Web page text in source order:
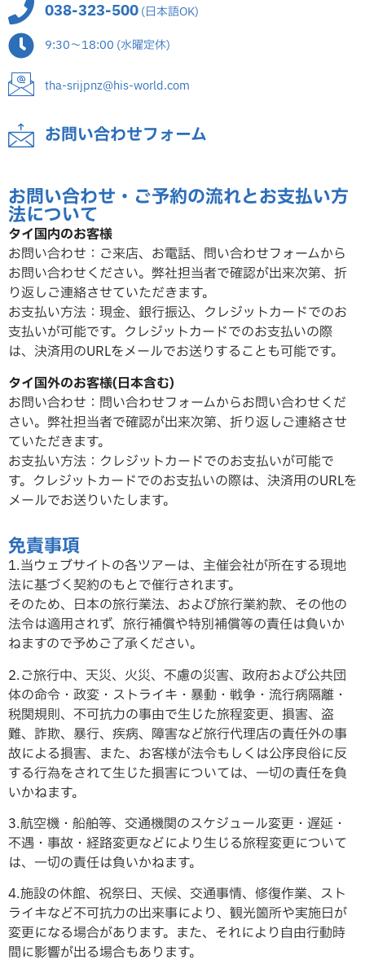
038-323-500(日本語OK)
9:30～18:00 (水曜定休)
tha-srijpnz@his-world.com
お問い合わせフォーム
お問い合わせ・ご予約の流れとお支払い方
法について
タイ国内のお客様
お問い合わせ：ご来店、お電話、問い合わせフォームから
お問い合わせください。弊社担当者で確認が出来次第、折
り返しご連絡させていただきます。
お支払い方法：現金、銀行振込、クレジットカードでのお
支払いが可能です。クレジットカードでのお支払いの際
は、決済用のURLをメールでお送りすることも可能です。
タイ国外のお客様(日本含む)
お問い合わせ：問い合わせフォームからお問い合わせくだ
さい。弊社担当者で確認が出来次第、折り返しご連絡させ
ていただきます。
お支払い方法：クレジットカードでのお支払いが可能で
す。クレジットカードでのお支払いの際は、決済用のURLを
メールでお送りいたします。
免責事項
1.当ウェブサイトの各ツアーは、主催会社が所在する現地
法に基づく契約のもとで催行されます。
そのため、日本の旅行業法、および旅行業約款、その他の
法令は適用されず、旅行補償や特別補償等の責任は負いか
ねますので予めご了承ください。
2.ご旅行中、天災、火災、不慮の災害、政府および公共団
体の命令・政変・ストライキ・暴動・戦争・流行病隔離・
税関規則、不可抗力の事由で生じた旅程変更、損害、盗
難、詐欺、暴行、疾病、障害など旅行代理店の責任外の事
故による損害、また、お客様が法令もしくは公序良俗に反
する行為をされて生じた損害については、一切の責任を負
いかねます。
3.航空機・船舶等、交通機関のスケジュール変更・遅延・
不遇・事故・経路変更などにより生じる旅程変更について
は、一切の責任は負いかねます。
4.施設の休館、祝祭日、天候、交通事情、修復作業、スト
ライキなど不可抗力の出来事により、観光箇所や実施日が
変更になる場合があります。また、それにより自由行動時
間に影響が出る場合もあります。